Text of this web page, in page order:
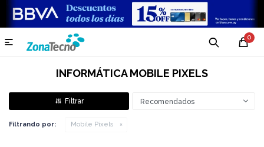
0

INFORMÁTICA MOBILE PIXELS
Recomendados
Filtrando por: Mobile Pixels